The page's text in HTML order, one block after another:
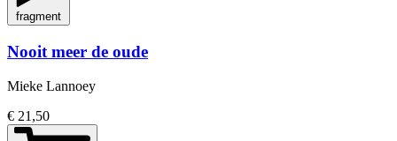
fragment
Nooit meer de oude
Mieke Lannoey
€ 21,50